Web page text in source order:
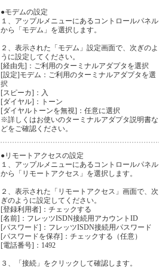
●モデムの設定
１、アップルメニューにあるコントロールパネル
から「モデム」を選択します。
２、表示された「モデム」設定画面で、次ぎのよ
うに設定してください。
[経由先]：ご利用のターミナルアダプタを選択
[設定]モデム：ご利用のターミナルアダプタを選
択
[スピーカ]：入
[ダイヤル]：トーン
[ダイヤルトーンを無視]：任意に選択
※詳しくはお使いのターミナルアダプタ説明書な
どをご確認ください。
●リモートアクセスの設定
１、アップルメニューにあるコントロールパネル
から「リモートアクセス」を選択します。
２、表示された「リモートアクセス」画面で、次
ぎのように設定してください。
[登録利用者]：チェックする
[名前]：フレッツISDN接続用アカウントID
[パスワード]：フレッツISDN接続用パスワード
[パスワードを保存]：チェックする（任意）
[電話番号]：1492
３、「接続」をクリックして確認します。